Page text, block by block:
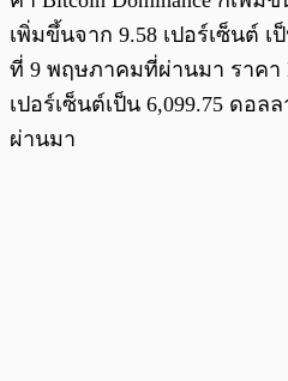
เพิ่มขึ้นจาก 9.58 เปอร์เซ็นต์ เ
ที่ 9 พฤษภาคมที่ผ่านมา ราคา
เปอร์เซ็นต์เป็น 6,099.75 ดอ
ผ่านมา